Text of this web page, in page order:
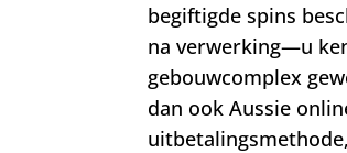
begiftigde spins
na verwerking—u
gebouwcomplex
dan ook Aussie